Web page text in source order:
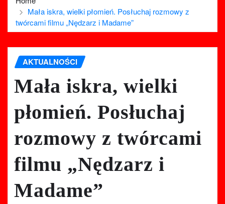
Mała iskra, wielki płomień. Posłuchaj rozmowy z
twórcami filmu „Nędzarz i Madame”
AKTUALNOŚCI
Mała iskra, wielki
płomień. Posłuchaj
rozmowy z twórcami
filmu „Nędzarz i
Madame”